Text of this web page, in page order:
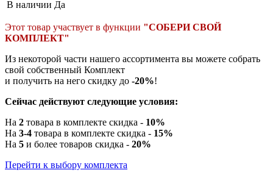
В наличии Да
Этот товар участвует в функции "СОБЕРИ СВОЙ
КОМПЛЕКТ"
Из некоторой части нашего ассортимента вы можете собрать
свой собственный Комплект
и получить на него скидку до -20%!
Сейчас действуют следующие условия:
На 2 товара в комплекте скидка - 10%
На 3-4 товара в комплекте скидка - 15%
На 5 и более товаров скидка - 20%
Перейти к выбору комплекта